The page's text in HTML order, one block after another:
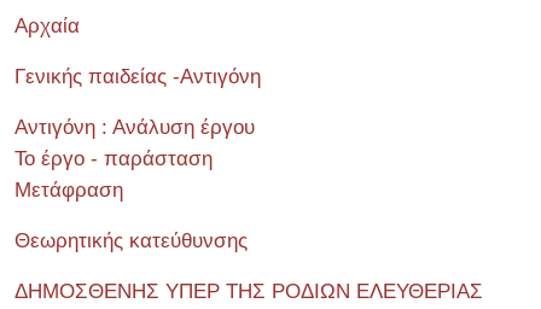
Αρχαία
Γενικής παιδείας -Αντιγόνη
Αντιγόνη : Ανάλυση έργου
Το έργο - παράσταση
Μετάφραση
Θεωρητικής κατεύθυνσης
ΔΗΜΟΣΘΕΝΗΣ ΥΠΕΡ ΤΗΣ ΡΟΔΙΩΝ ΕΛΕΥΘΕΡΙΑΣ